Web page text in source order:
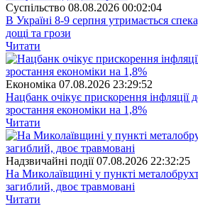
Суспiльство 08.08.2026 00:02:04
В Україні 8-9 серпня утримається
дощі та грози
Читати
Економіка 07.08.2026 23:29:52
Нацбанк очікує прискорення інфляції
зростання економіки на 1,8%
Читати
Надзвичайні події 07.08.2026 22:32:25
На Миколаївщині у пункті
загиблий, двоє травмовані
Читати